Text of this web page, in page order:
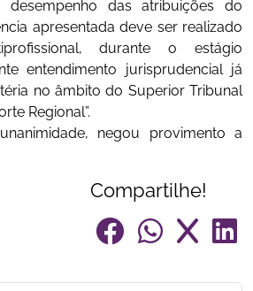
desempenho das atribuições do
apresentada deve ser realizado
durante o estágio
entendimento jurisprudencial já
no âmbito do Superior Tribunal
Regional”.
negou provimento a
Compartilhe!